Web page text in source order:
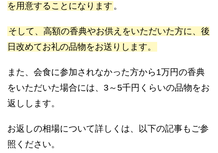
を用意することになります 。
そして、高額の香典やお供えをいただいた方に、後
日改めてお礼の品物をお送りします。
また、会食に参加されなかった方から1万円の香典
をいただいた場合には、3～5千円くらいの品物をお
返しします。
お返しの相場について詳しくは、以下の記事もご参
照ください。